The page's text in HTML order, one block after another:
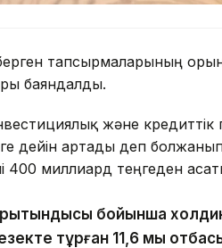
тапсырмаларының
баяндалды.
және кредиттік
дейін артады деп
400 миллиард теңгеден
бойынша
тұрған 11,6 мың